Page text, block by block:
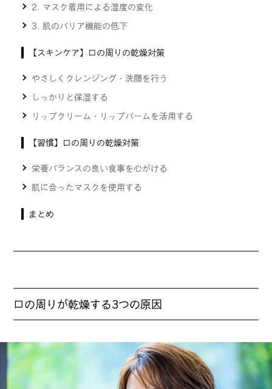
2. マスク着用による湿度の変化
3. 肌のバリア機能の低下
【スキンケア】口の周りの乾燥対策
やさしくクレンジング・洗顔を行う
しっかりと保湿する
リップクリーム・リップバームを活用する
【習慣】口の周りの乾燥対策
栄養バランスの良い食事を心がける
肌に合ったマスクを使用する
まとめ
口の周りが乾燥する3つの原因